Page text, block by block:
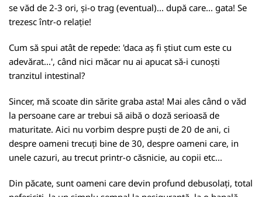
se văd de 2-3 ori, și-o trag (eventual)... după care... gata! Se
trezesc într-o relație!
Cum să spui atât de repede: 'daca aș fi știut cum este cu
adevărat...', când nici măcar nu ai apucat să-i cunoști
tranzitul intestinal?
Sincer, mă scoate din sărite graba asta! Mai ales când o văd
la persoane care ar trebui să aibă o doză serioasă de
maturitate. Aici nu vorbim despre puști de 20 de ani, ci
despre oameni trecuți bine de 30, despre oameni care, in
unele cazuri, au trecut printr-o căsnicie, au copii etc...
Din păcate, sunt oameni care devin profund debusolați, total